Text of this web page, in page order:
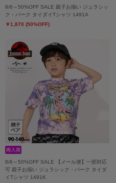
8/6～50%OFF SALE 親子お揃い ジュラシッ
ク・パーク タイダイTシャツ 1491A
￥1,870 (50%OFF)
8/6～50%OFF SALE 【メール便】一部対応
可 親子お揃い ジュラシック・パーク タイダ
イTシャツ 1491K